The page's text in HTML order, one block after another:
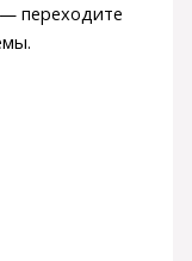
переходите